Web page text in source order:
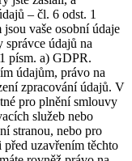
– čl. 6 odst. 1
vaše osobní údaje
údajů na
písm. a) GDPR.
údajům, právo na
zpracování údajů. V
pro plnění smlouvy
služeb nebo
stranou, nebo pro
před uzavřením těchto